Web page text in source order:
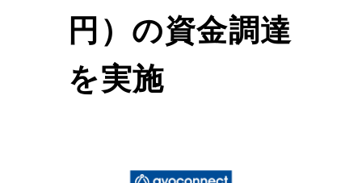
円）の資金調達
を実施